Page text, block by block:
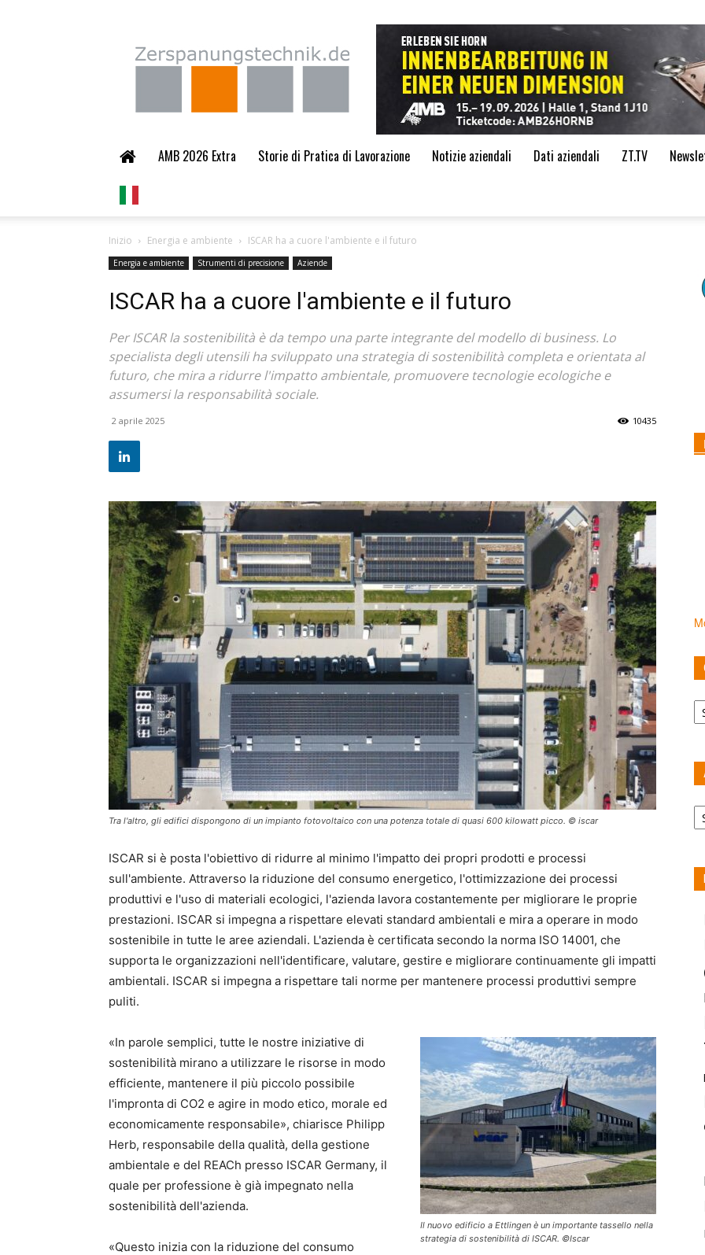
Zerspanungstechnik.de
AMB 2026 Extra Storie di Pratica di Lavorazione Notizie aziendali Dati aziendali ZT.TV
Inizio Energia e ambiente ISCAR ha a cuore l'ambiente e il futuro
Energia e ambiente Strumenti di precisione Aziende
ISCAR ha a cuore l'ambiente e il futuro
Per ISCAR la sostenibilità è da tempo una parte integrante del modello di business. Lo
specialista degli utensili ha sviluppato una strategia di sostenibilità completa e orientata al
futuro, che mira a ridurre l'impatto ambientale, promuovere tecnologie ecologiche e
assumersi la responsabilità sociale.
2 aprile 2025 10435
Tra l'altro, gli edifici dispongono di un impianto fotovoltaico con una potenza totale di quasi 600 kilowatt picco. © iscar
ISCAR si è posta l'obiettivo di ridurre al minimo l'impatto dei propri prodotti e processi
sull'ambiente. Attraverso la riduzione del consumo energetico, l'ottimizzazione dei processi
produttivi e l'uso di materiali ecologici, l'azienda lavora costantemente per migliorare le proprie
prestazioni. ISCAR si impegna a rispettare elevati standard ambientali e mira a operare in modo
sostenibile in tutte le aree aziendali. L'azienda è certificata secondo la norma ISO 14001, che
supporta le organizzazioni nell'identificare, valutare, gestire e migliorare continuamente gli impatti
ambientali. ISCAR si impegna a rispettare tali norme per mantenere processi produttivi sempre
puliti.
Il nuovo edificio a Ettlingen è un importante tassello nella
strategia di sostenibilità di ISCAR. ©Iscar
«In parole semplici, tutte le nostre iniziative di
sostenibilità mirano a utilizzare le risorse in modo
efficiente, mantenere il più piccolo possibile
l'impronta di CO2 e agire in modo etico, morale ed
economicamente responsabile», chiarisce Philipp
Herb, responsabile della qualità, della gestione
ambientale e del REACh presso ISCAR Germany, il
quale per professione è già impegnato nella
sostenibilità dell'azienda.
«Questo inizia con la riduzione del consumo